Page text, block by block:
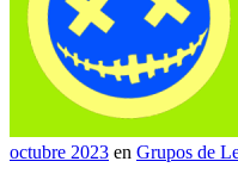
octubre 2023 en Grupos de